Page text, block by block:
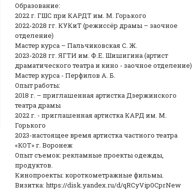
Образование:
2022 г. ГШС при КАРДТ им. М. Горького
2022-2028 гг. КУКиТ (режиссёр драмы – заочное
отделение)
Мастер курса – Пальчиковская С. Ж.
2023-2028 гг. ЯГТИ им. Ф.Е. Шишигина (артист
драматического театра и кино - заочное отделение)
Мастер курса - Перфилов А. Б.
Опыт работы:
2018 г. – приглашенная артистка Дзержинского
театра драмы
2022 г. - приглашенная артистка КАРД им. М.
Горького
2023-настоящее время артистка частного театра
«КОТ» г. Воронеж
Опыт съемок: рекламные проекты одежды,
продуктов.
Кинопроекты: короткометражные фильмы.
Визитка: https://disk.yandex.ru/d/qRCyVip0CprNew